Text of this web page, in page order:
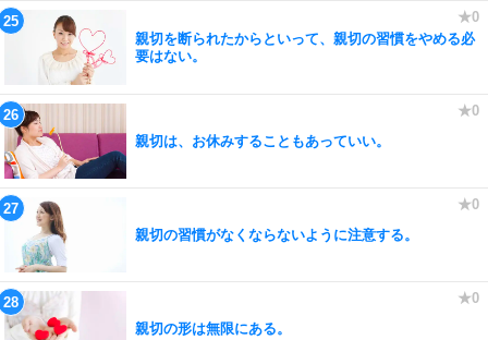
親切を断られたからといって、親切の習慣をやめる必
要はない。
親切は、お休みすることもあっていい。
親切の習慣がなくならないように注意する。
親切の形は無限にある。